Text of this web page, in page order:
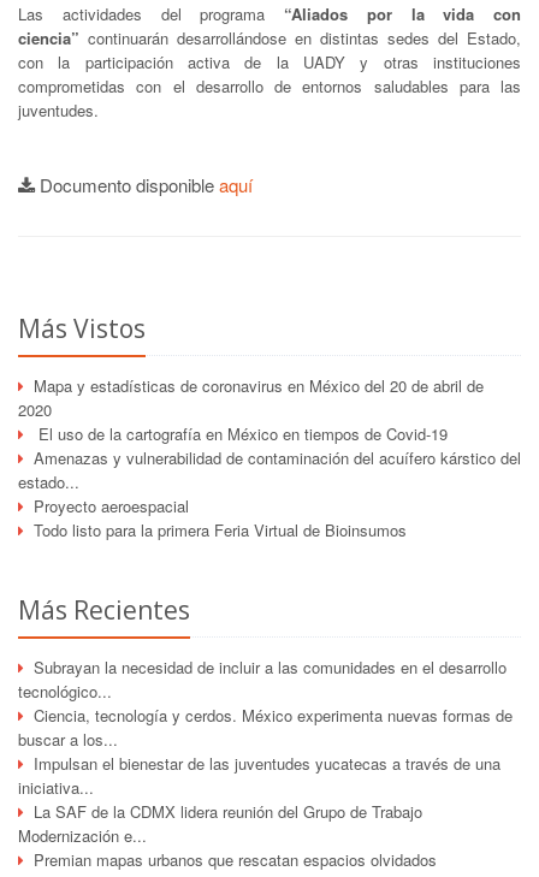
Las actividades del programa “Aliados por la vida con
ciencia” continuarán desarrollándose en distintas sedes del Estado,
con la participación activa de la UADY y otras instituciones
comprometidas con el desarrollo de entornos saludables para las
juventudes.
Documento disponibleaquí
Más Vistos
Mapa y estadísticas de coronavirus en México del 20 de abril de
2020
El uso de la cartografía en México en tiempos de Covid-19
Amenazas y vulnerabilidad de contaminación del acuífero kárstico del
estado...
Proyecto aeroespacial
Todo listo para la primera Feria Virtual de Bioinsumos
Más Recientes
Subrayan la necesidad de incluir a las comunidades en el desarrollo
tecnológico...
Ciencia, tecnología y cerdos. México experimenta nuevas formas de
buscar a los...
Impulsan el bienestar de las juventudes yucatecas a través de una
iniciativa...
La SAF de la CDMX lidera reunión del Grupo de Trabajo
Modernización e...
Premian mapas urbanos que rescatan espacios olvidados